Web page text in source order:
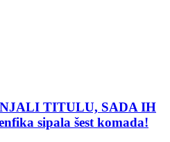
TITULU, SADA IH
sipala šest komada!